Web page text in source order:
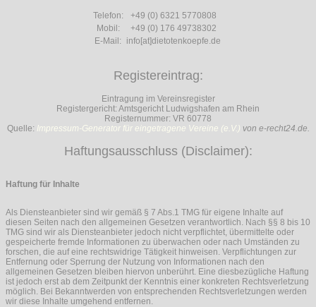
Telefon:
+49 (0) 6321 5770808
Mobil:
+49 (0) 176 49738302
E-Mail:
info[at]dietotenkoepfe.de
Registereintrag:
Eintragung im Vereinsregister
Registergericht: Amtsgericht Ludwigshafen am Rhein
Registernummer: VR 60778
Quelle: Impressum-Generator für eingetragene Vereine (e.V.) von e-recht24.de.
Haftungsausschluss (Disclaimer):
Haftung für Inhalte
Als Diensteanbieter sind wir gemäß § 7 Abs.1 TMG für eigene Inhalte auf
diesen Seiten nach den allgemeinen Gesetzen verantwortlich. Nach §§ 8 bis 10
TMG sind wir als Diensteanbieter jedoch nicht verpflichtet, übermittelte oder
gespeicherte fremde Informationen zu überwachen oder nach Umständen zu
forschen, die auf eine rechtswidrige Tätigkeit hinweisen. Verpflichtungen zur
Entfernung oder Sperrung der Nutzung von Informationen nach den
allgemeinen Gesetzen bleiben hiervon unberührt. Eine diesbezügliche Haftung
ist jedoch erst ab dem Zeitpunkt der Kenntnis einer konkreten Rechtsverletzung
möglich. Bei Bekanntwerden von entsprechenden Rechtsverletzungen werden
wir diese Inhalte umgehend entfernen.